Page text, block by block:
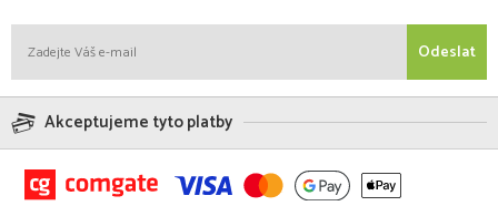
Odeslat
Akceptujeme tyto platby